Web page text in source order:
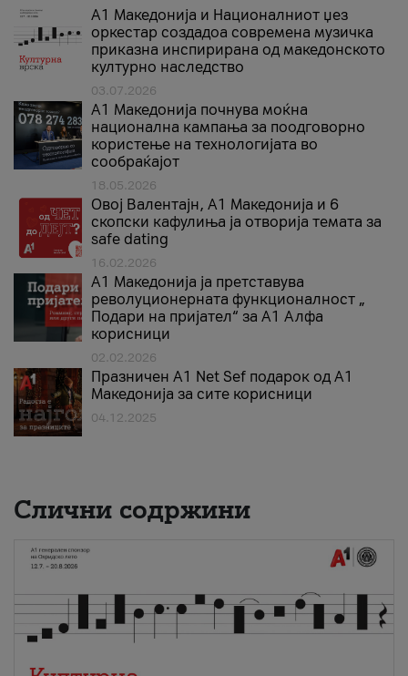
А1 Македонија и Националниот џез
оркестар создадоа современа музичка
приказна инспирирана од македонското
културно наследство
03.07.2026
A1 Македонија почнува моќна
национална кампања за поодговорно
користење на технологијата во
сообраќајот
18.05.2026
Овој Валентајн, A1 Македонија и 6
скопски кафулиња ја отворија темата за
safe dating
16.02.2026
А1 Македонија ја претставува
револуционерната функционалност „
Подари на пријател“ за А1 Алфа
корисници
02.02.2026
Празничен A1 Net Sеf подарок од А1
Македонија за сите корисници
04.12.2025
Слични содржини